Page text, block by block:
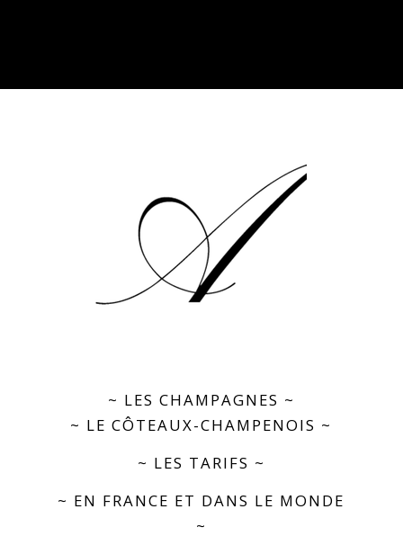
~ LES CHAMPAGNES ~
~ LE CÔTEAUX-CHAMPENOIS ~
~ LES TARIFS ~
~ EN FRANCE ET DANS LE MONDE
~